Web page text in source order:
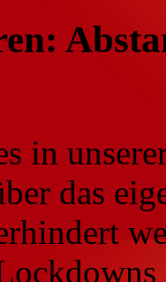
in
das